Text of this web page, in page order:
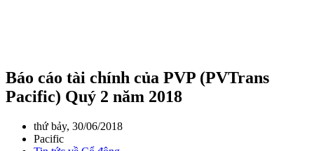
Báo cáo tài chính của PVP (PVTrans
Pacific) Quý 2 năm 2018
thứ bảy, 30/06/2018
Pacific